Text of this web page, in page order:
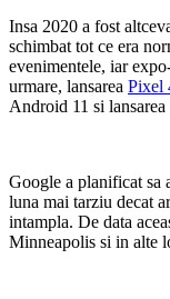
Insa 2020 a fost
schimbat tot ce era
evenimentele, iar
urmare, lansarea Pixel
Android 11 si
Google a planificat sa
luna mai tarziu decat
intampla. De data
Minneapolis si in alte